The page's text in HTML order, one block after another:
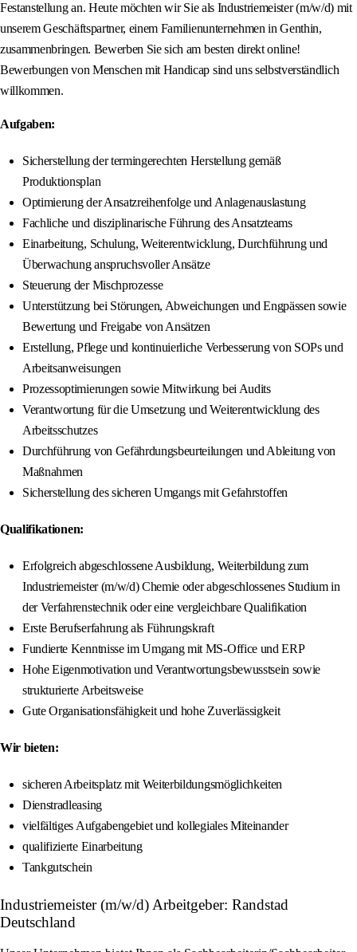
Festanstellung an. Heute möchten wir Sie als Industriemeister (m/w/d) mit
unserem Geschäftspartner, einem Familienunternehmen in Genthin,
zusammenbringen. Bewerben Sie sich am besten direkt online!
Bewerbungen von Menschen mit Handicap sind uns selbstverständlich
willkommen.
Aufgaben:
Sicherstellung der termingerechten Herstellung gemäß
Produktionsplan
Optimierung der Ansatzreihenfolge und Anlagenauslastung
Fachliche und disziplinarische Führung des Ansatzteams
Einarbeitung, Schulung, Weiterentwicklung, Durchführung und
Überwachung anspruchsvoller Ansätze
Steuerung der Mischprozesse
Unterstützung bei Störungen, Abweichungen und Engpässen sowie
Bewertung und Freigabe von Ansätzen
Erstellung, Pflege und kontinuierliche Verbesserung von SOPs und
Arbeitsanweisungen
Prozessoptimierungen sowie Mitwirkung bei Audits
Verantwortung für die Umsetzung und Weiterentwicklung des
Arbeitsschutzes
Durchführung von Gefährdungsbeurteilungen und Ableitung von
Maßnahmen
Sicherstellung des sicheren Umgangs mit Gefahrstoffen
Qualifikationen:
Erfolgreich abgeschlossene Ausbildung, Weiterbildung zum
Industriemeister (m/w/d) Chemie oder abgeschlossenes Studium in
der Verfahrenstechnik oder eine vergleichbare Qualifikation
Erste Berufserfahrung als Führungskraft
Fundierte Kenntnisse im Umgang mit MS-Office und ERP
Hohe Eigenmotivation und Verantwortungsbewusstsein sowie
strukturierte Arbeitsweise
Gute Organisationsfähigkeit und hohe Zuverlässigkeit
Wir bieten:
sicheren Arbeitsplatz mit Weiterbildungsmöglichkeiten
Dienstradleasing
vielfältiges Aufgabengebiet und kollegiales Miteinander
qualifizierte Einarbeitung
Tankgutschein
Industriemeister (m/w/d) Arbeitgeber: Randstad
Deutschland